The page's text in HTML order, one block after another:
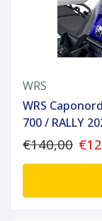
WRS
WRS
700 / RALLY
€140,00